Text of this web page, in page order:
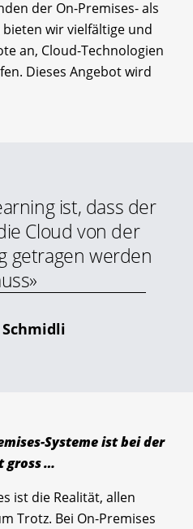
der On-Premises- als
wir vielfältige und
an, Cloud-Technologien
Dieses Angebot wird
ist, dass der
Cloud von der
getragen werden
Schmidli
Systeme ist bei der
gross …
ist die Realität, allen
Trotz. Bei On-Premises